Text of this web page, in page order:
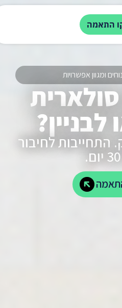
ומגוון אפשרויות
לחיבור